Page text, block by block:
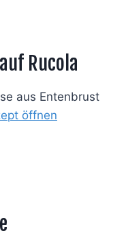
Rucola
aus Entenbrust
öffnen